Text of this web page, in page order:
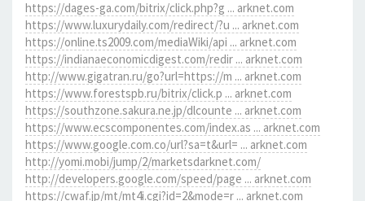
https://dages-ga.com/bitrix/click.php?g ... arknet.com
https://www.luxurydaily.com/redirect/?u ... arknet.com
https://online.ts2009.com/mediaWiki/api ... arknet.com
https://indianaeconomicdigest.com/redir ... arknet.com
http://www.gigatran.ru/go?url=https://m ... arknet.com
https://www.forestspb.ru/bitrix/click.p ... arknet.com
https://southzone.sakura.ne.jp/dlcounte ... arknet.com
https://www.ecscomponentes.com/index.as ... arknet.com
https://www.google.com.co/url?sa=t&url= ... arknet.com
http://yomi.mobi/jump/2/marketsdarknet.com/
http://developers.google.com/speed/page ... arknet.com
https://cwaf.jp/mt/mt4i.cgi?id=2&mode=r ... arknet.com